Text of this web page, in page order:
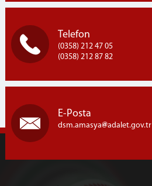
Telefon
(0358) 212 47 05
(0358) 212 87 82
E-Posta
dsm.amasya adalet.gov.tr